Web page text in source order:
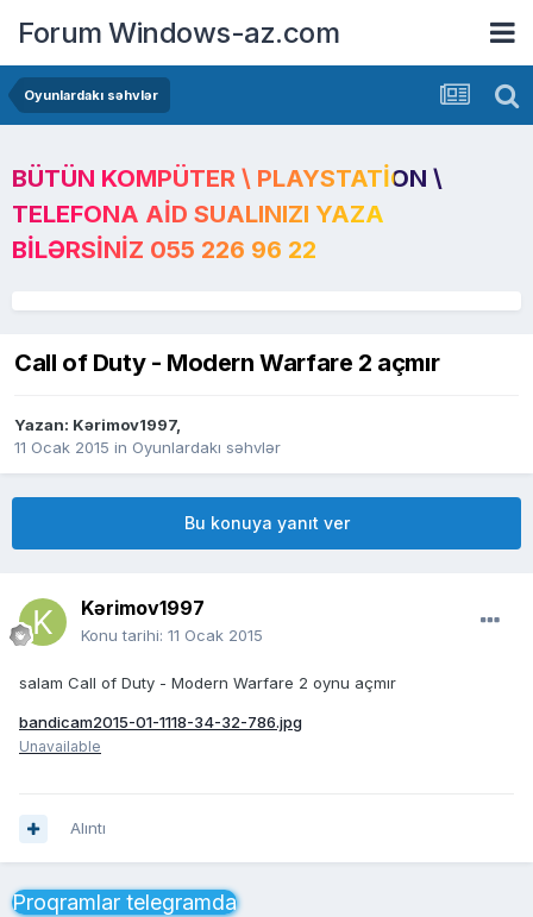
Forum Windows-az.com
Oyunlardakı səhvlər
BÜTÜN KOMPÜTER \ PLAYSTATION \
TELEFONA AID SUALINIZI YAZA
BILƏRSINIZ 055 226 96 22
Call of Duty - Modern Warfare 2 açmır
Yazan: Kərimov1997,
11 Ocak 2015 in Oyunlardakı səhvlər
Bu konuya yanıt ver
Kərimov1997
Konu tarihi: 11 Ocak 2015
salam Call of Duty - Modern Warfare 2 oynu açmır
bandicam2015-01-1118-34-32-786.jpg
Unavailable
Alıntı
Proqramlar telegramda